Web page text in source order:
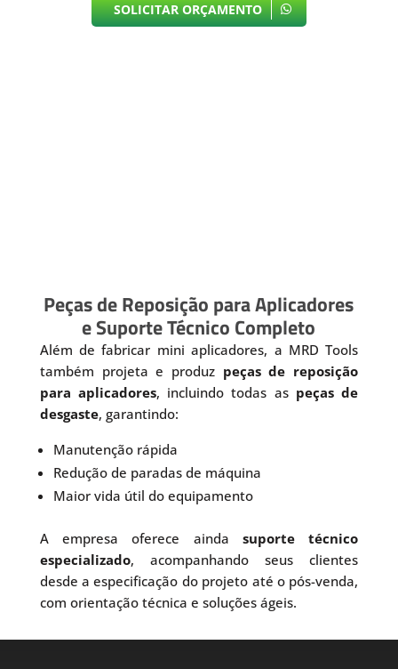
SOLICITAR ORÇAMENTO
Peças de Reposição para Aplicadores
e Suporte Técnico Completo
Além de fabricar mini aplicadores, a MRD Tools
também projeta e produz peças de reposição
para aplicadores, incluindo todas as peças de
desgaste, garantindo:
Manutenção rápida
Redução de paradas de máquina
Maior vida útil do equipamento
A empresa oferece ainda suporte técnico
especializado, acompanhando seus clientes
desde a especificação do projeto até o pós-venda,
com orientação técnica e soluções ágeis.